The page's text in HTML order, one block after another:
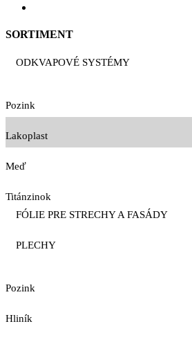
SORTIMENT
ODKVAPOVÉ SYSTÉMY
Pozink
Lakoplast
Meď
Titánzinok
FÓLIE PRE STRECHY A FASÁDY
PLECHY
Pozink
Hliník